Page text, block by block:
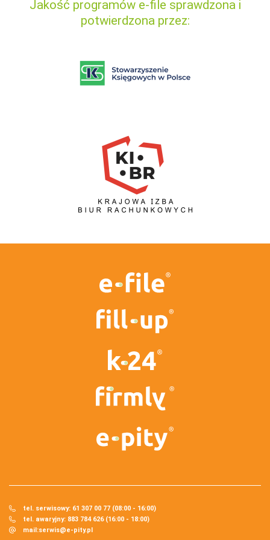
Jakość programów e-file sprawdzona i
potwierdzona przez:
tel. serwisowy: 61 307 00 77 (08:00 - 16:00)
tel. awaryjny: 883 784 626 (16:00 - 18:00)
mail:serwis@e-pity.pl